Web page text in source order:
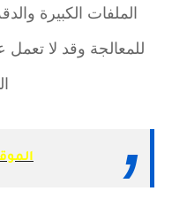
الملفات الكبيرة
للمعالجة وقد لا تعمل